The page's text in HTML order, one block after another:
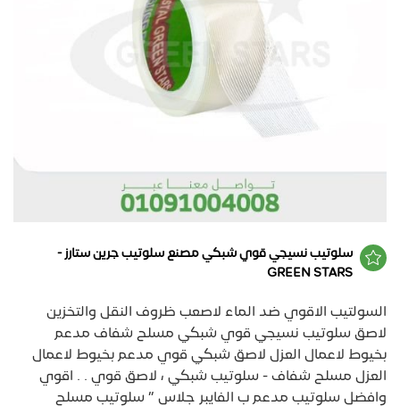
سلوتيب نسيجي قوي شبكي مصنع سلوتيب جرين ستارز -
GREEN STARS
السولتيب الاقوي ضد الماء لاصعب ظروف النقل والتخزين
لاصق سلوتيب نسيجي قوي شبكي مسلح شفاف مدعم
بخيوط لاعمال العزل لاصق شبكي قوي مدعم بخيوط لاعمال
العزل مسلح شفاف - سلوتيب شبكي ، لاصق قوي . . اقوي
وافضل سلوتيب مدعم ب الفايبر جلاس ” سلوتيب مسلح